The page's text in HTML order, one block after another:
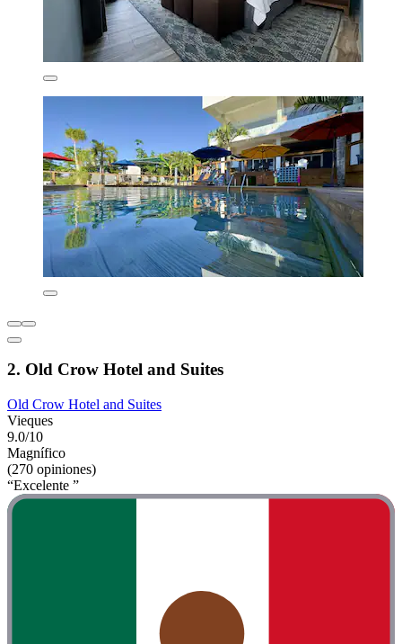
2. Old Crow Hotel and Suites
Old Crow Hotel and Suites
Vieques
9.0/10
Magnífico
(270 opiniones)
“Excelente ”